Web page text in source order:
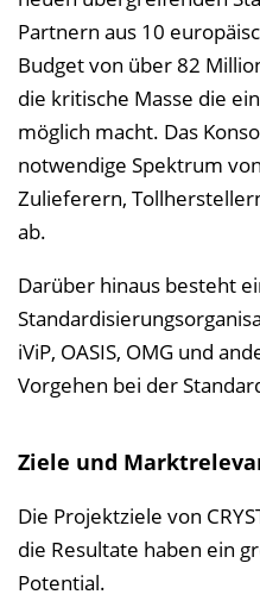
Partnern aus 10
Budget von über 82
die kritische Masse die
möglich macht. Das
notwendige Spektrum
Zulieferern,
ab.
Darüber hinaus besteht
iViP, OASIS, OMG und
Vorgehen bei der
Ziele und
Die Projektziele von
die Resultate haben ein
Potential.